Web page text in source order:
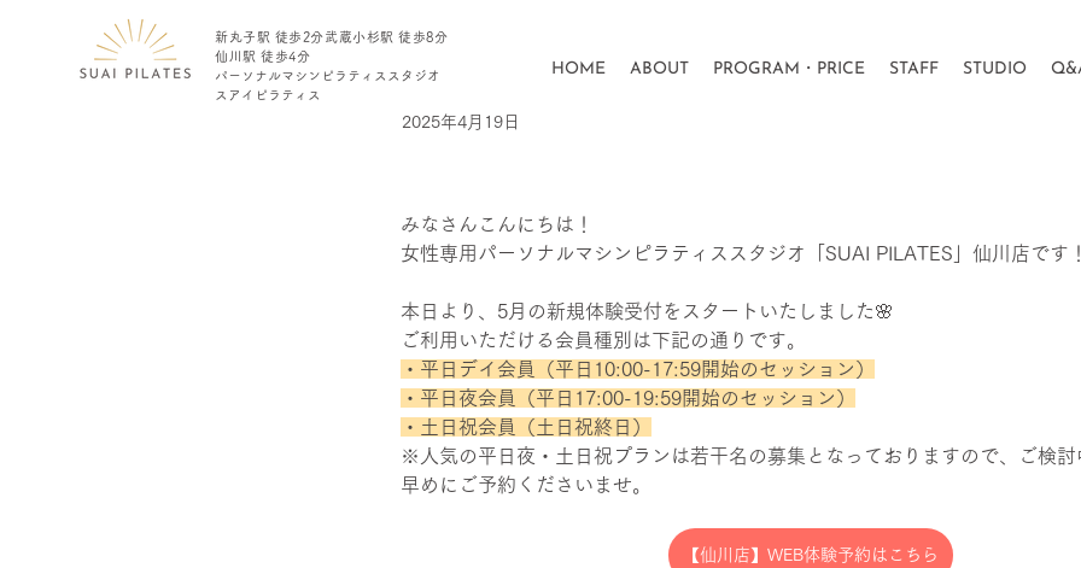
新丸子駅 徒歩2分​​武蔵小杉駅 徒歩8分
仙川駅 徒歩4分
​パーソナル​マシンピラティス ​スタジオ
​スアイピラティス
HOME ABOUT PROGRAM・PRICE STAFF STUDIO
< Back
［仙川店］5月の新規体験受付はじまりました
2025年4月19日
みなさんこんにちは！
女性専用パーソナルマシンピラティススタジオ「SUAI PILATES」仙川店です
本日より、5月の新規体験受付をスタートいたしました🌸
ご利用いただける会員種別は下記の通りです。
・平日デイ会員（平日10:00-17:59開始のセッション）
・平日夜会員（平日17:00-19:59開始のセッション）
・土日祝会員（土日祝終日）
※人気の平日夜・土日祝プランは若干名の募集となっておりますので、ご検
早めにご予約くださいませ。
【仙川店】WEB体験予約はこちら